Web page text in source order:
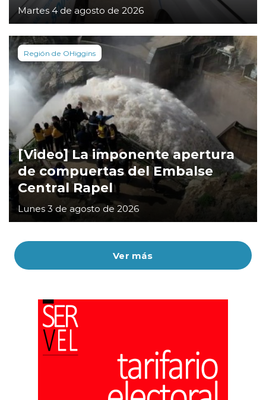
Ver más
Martes 4 de agosto de 2026
Región de OHiggins
[Video] La imponente apertura
de compuertas del Embalse
Central Rapel
Lunes 3 de agosto de 2026